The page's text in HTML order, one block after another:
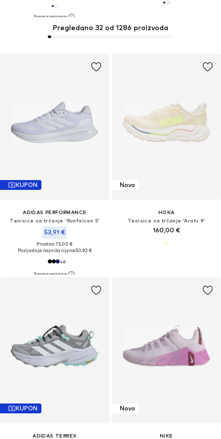
KUPON
ADIDAS PERFORMANCE
Tenisice za trčanje 'Runfalcon 5'
53,91 €
Prvotno: 75,00 €
Posljednja najniža cijena:50,92 €
+6
Pregledano 32 od 1286 proizvoda
Novo
HOKA
Tenisice za trčanje 'Arahi 9'
160,00 €
KUPON
ADIDAS TERREX
Novo
NIKE